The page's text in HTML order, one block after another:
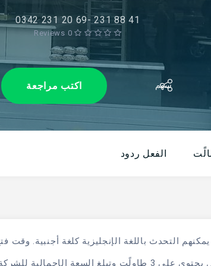
0342 231 20 69- 231 88 41
0 Reviews
سهم اكتب مراجعة
الفعل ردود